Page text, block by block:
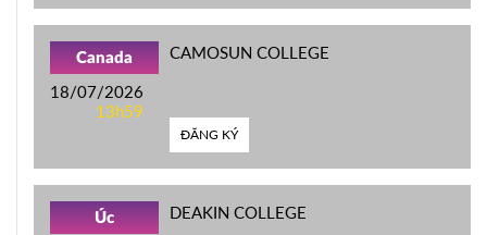
Canada
18/07/2026
13h59
CAMOSUN COLLEGE
ĐĂNG KÝ
Úc DEAKIN COLLEGE